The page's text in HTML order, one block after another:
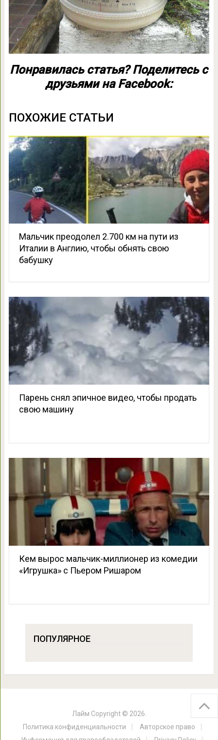
Понравилась статья? Поделитесь с
друзьями на Facebook:
ПОХОЖИЕ СТАТЬИ
Мальчик преодолел 2.700 км на пути из
Италии в Англию, чтобы обнять свою
бабушку
Парень снял эпичное видео, чтобы продать
свою машину
Кем вырос мальчик-миллионер из комедии
«Игрушка» с Пьером Ришаром
ПОПУЛЯРНОЕ
Лайм Copyright © 2026.
Политика конфиденциальности
Авторское право